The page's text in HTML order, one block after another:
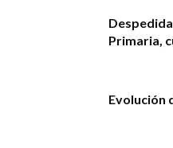
Primaria,
Evolución